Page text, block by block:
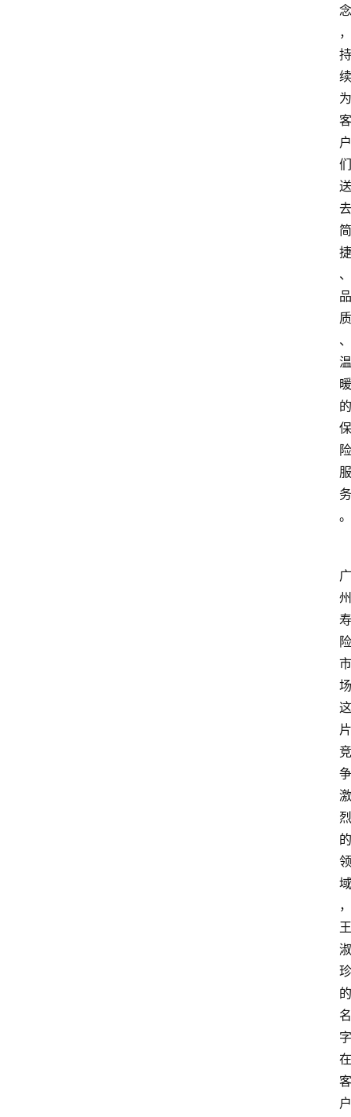
念
，
持
续
为
客
户
们
送
去
简
捷
、
品
质
、
温
暖
的
保
险
服
务
。
广
州
寿
险
市
场
这
片
竞
争
激
烈
的
领
域
，
王
淑
珍
的
名
字
在
客
户